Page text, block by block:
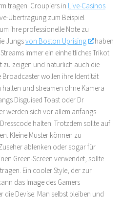
tragen. Croupiers in Live-Casinos
Übertragung zum Beispiel
ihre professionelle Note zu
Jungsvon Boston Uprising
haben
immer ein einheitliches Trikot
zu zeigen und natürlich auch die
Broadcaster wollen ihre Identität
und streamen ohne Kamera
Disguised Toast oder Dr
werden sich vor allem anfangs
halten. Trotzdem sollte auf
Kleine Muster können zu
ablenken oder sogar für
Green-Screen verwendet, sollte
Ein cooler Style, der zur
das Image des Gamers
die Devise: Man selbst bleiben und